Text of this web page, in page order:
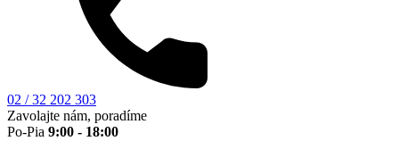
02 / 32 202 303
Zavolajte nám, poradíme
Po-Pia 9:00 - 18:00